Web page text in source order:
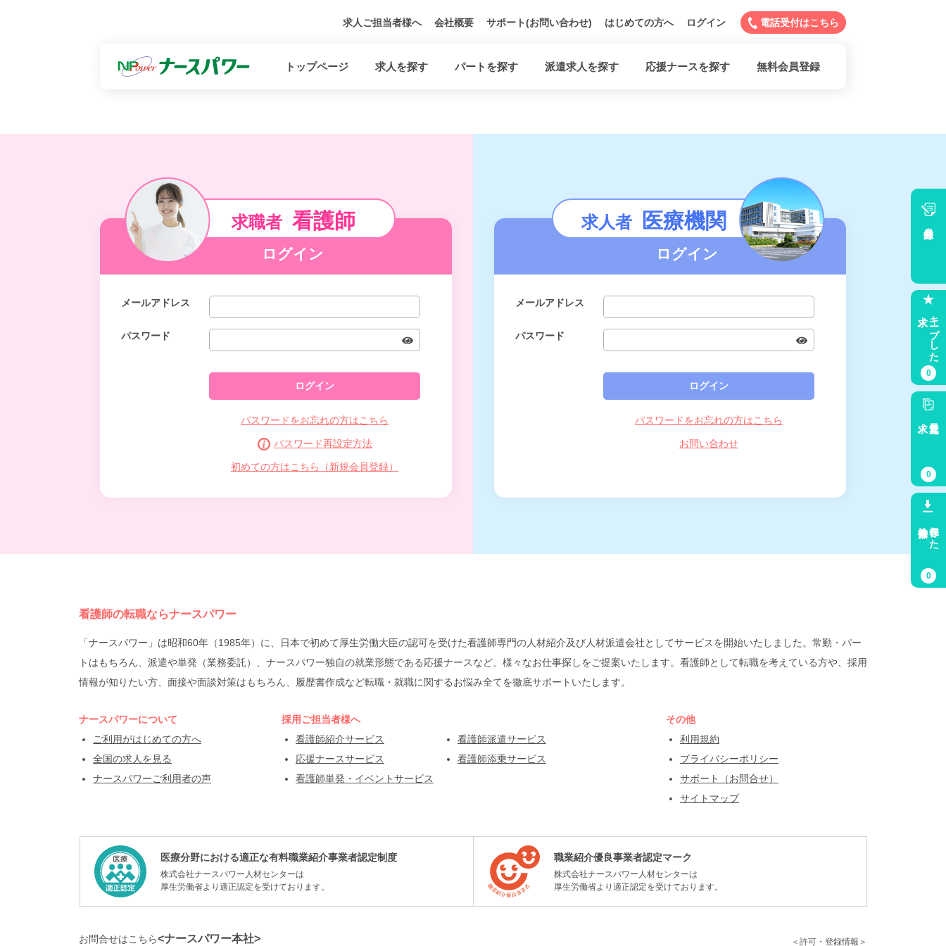
求人ご担当者様へ 会社概要 サポート(お問い合わせ) はじめての方へ ログイン 電話受付はこちら
トップページ 求人を探す パートを探す 派遣求人を探す 応援ナースを探す 無料会員登録
求職者 看護師
ログイン
メールアドレス
パスワード
パスワードをお忘れの方はこちら
パスワード再設定方法
初めての方はこちら（新規会員登録）
求人者 医療機関
ログイン
メールアドレス
パスワード
パスワードをお忘れの方はこちら
お問い合わせ
看護師の転職ならナースパワー
「ナースパワー」は昭和60年（1985年）に、日本で初めて厚生労働大臣の認可を受けた看護師専門の人材紹介及び人材派遣会社としてサービスを開始いたしました。常勤・パー
トはもちろん、派遣や単発（業務委託）、ナースパワー独自の就業形態である応援ナースなど、様々なお仕事探しをご提案いたします。看護師として転職を考えている方や、採用
情報が知りたい方、面接や面談対策はもちろん、履歴書作成など転職・就職に関するお悩み全てを徹底サポートいたします。
ナースパワーについて
ご利用がはじめての方へ
全国の求人を見る
ナースパワーご利用者の声
採用ご担当者様へ
看護師紹介サービス
応援ナースサービス
看護師単発・イベントサービス
看護師派遣サービス
看護師添乗サービス
その他
利用規約
プライバシーポリシー
サポート（お問合せ）
サイトマップ
医療分野における適正な有料職業紹介事業者認定制度
株式会社ナースパワー人材センターは
厚生労働省より適正認定を受けております。
職業紹介優良事業者認定マーク
株式会社ナースパワー人材センターは
厚生労働省より適正認定を受けております。
お問合せはこちら<ナースパワー本社> ＜許可・登録情報＞
キープした
0
最近見た
0
保存した
0